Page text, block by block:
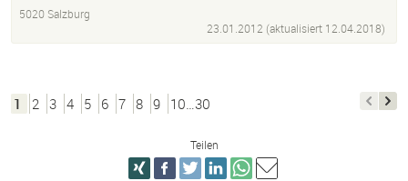
5020 Salzburg
23.01.2012 (aktualisiert 12.04.2018)
1 2 3 4 5 6 7 8 9 10…30
Teilen